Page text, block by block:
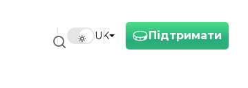
Підтримати
UK